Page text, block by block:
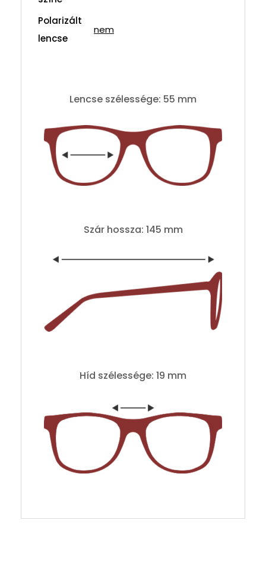
Polarizált
lencse
nem
Lencse szélessége: 55 mm
Szár hossza: 145 mm
Híd szélessége: 19 mm